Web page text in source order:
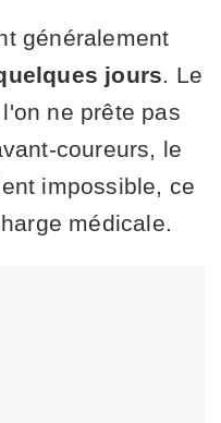
généralement
jours . Le
ne prête pas
coureurs, le
impossible, ce
médicale.